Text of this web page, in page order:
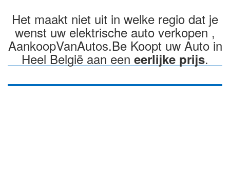
Het maakt niet uit in welke regio dat je
wenst uw elektrische auto verkopen ,
AankoopVanAutos.Be Koopt uw Auto in
Heel België aan een eerlijke prijs.